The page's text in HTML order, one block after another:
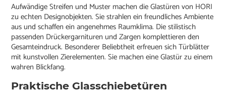
Aufwändige Streifen und Muster machen die Glastüren von HORI
zu echten Designobjekten. Sie strahlen ein freundliches Ambiente
aus und schaffen ein angenehmes Raumklima. Die stilistisch
passenden Drückergarnituren und Zargen komplettieren den
Gesamteindruck. Besonderer Beliebtheit erfreuen sich Türblätter
mit kunstvollen Zierelementen. Sie machen eine Glastür zu einem
wahren Blickfang.
Praktische Glasschiebetüren